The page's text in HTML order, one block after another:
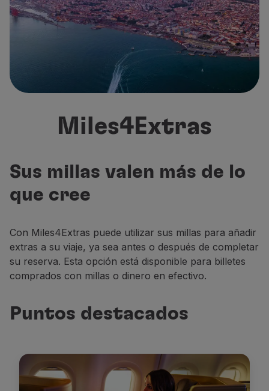
Volar en Economy
Comidas a bordo
Gestión de Reservas
Extras y Upgrades
TAP Vouchers
Alojamiento
Check-in
Información de Check-in
Conozca el Programa
Gane millas
Utilice millas
Socios
Promociones y Ofertas
Solicitudes y reclamaciones
Contactos
Información útil
Miles4Extras
Sus millas valen más de lo
que cree
Con Miles4Extras puede utilizar sus millas para añadir
extras a su viaje, ya sea antes o después de completar
su reserva. Esta opción está disponible para billetes
comprados con millas o dinero en efectivo.
Puntos destacados